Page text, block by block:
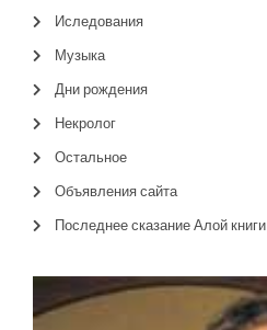
Иследования
Музыка
Дни рождения
Некролог
Остальное
Объявления сайта
Последнее сказание Алой книги